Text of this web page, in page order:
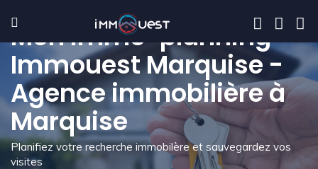
Mon immo-planning -
Immouest Marquise -
Agence immobilière à
Marquise
Planifiez votre recherche immobilère et sauvegardez vos
visites